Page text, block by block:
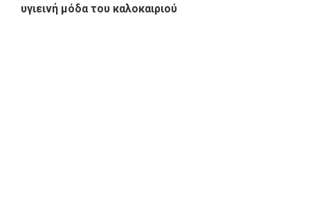
υγιεινή μόδα του καλοκαιριού